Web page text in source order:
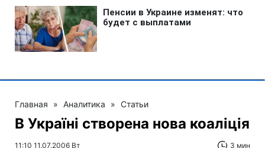
Главная » Аналитика » Статьи
В Україні створена нова коаліція
11:10 11.07.2006 Вт 3 мин